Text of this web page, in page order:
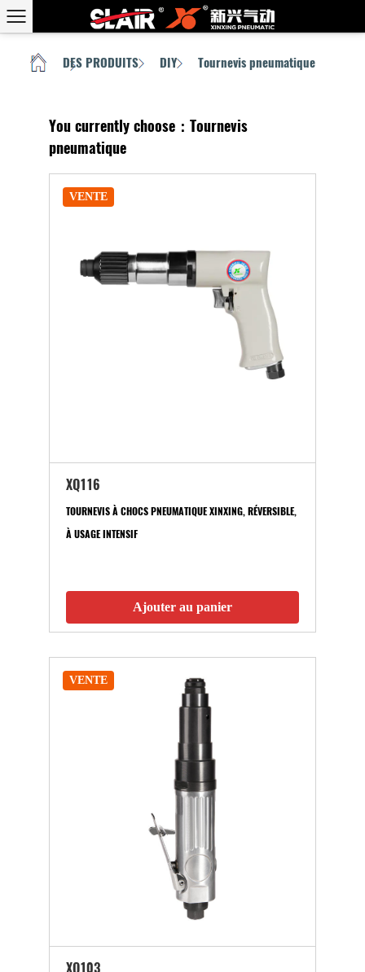
MAISONDES PRODUITS DIY Tournevis pneumatique
You currently choose：Tournevis
pneumatique
VENTE
XQ116
TOURNEVIS À CHOCS PNEUMATIQUE XINXING, RÉVERSIBLE,
À USAGE INTENSIF
Ajouter au panier
VENTE